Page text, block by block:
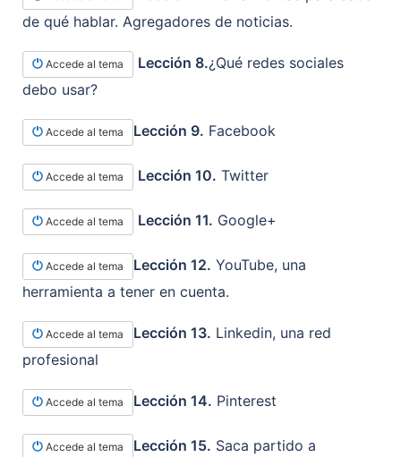
de qué hablar. Agregadores de noticias.
Accede al tema Lección 8.¿Qué redes sociales
debo usar?
Accede al tema Lección 9. Facebook
Accede al tema Lección 10. Twitter
Accede al tema Lección 11. Google+
Accede al tema Lección 12. YouTube, una
herramienta a tener en cuenta.
Accede al tema Lección 13. Linkedin, una red
profesional
Accede al tema Lección 14. Pinterest
Accede al tema Lección 15. Saca partido a